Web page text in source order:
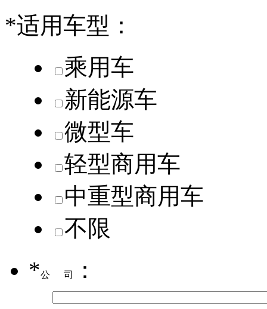
*适用车型：
乘用车
新能源车
微型车
轻型商用车
中重型商用车
不限
*公司 ：